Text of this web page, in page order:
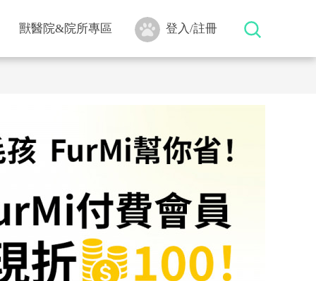
獸醫院&院所專區 登入/註冊